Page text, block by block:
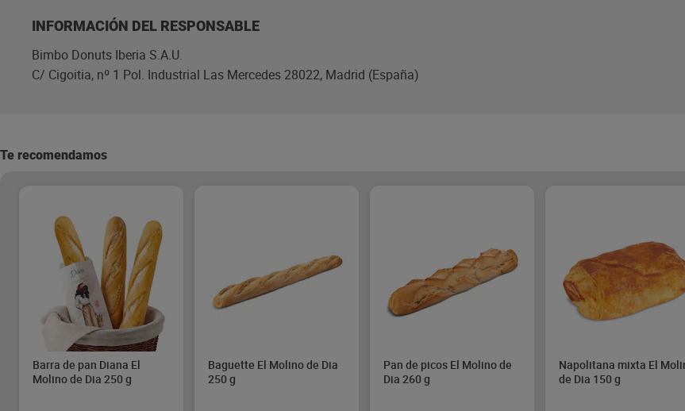
INFORMACIÓN DEL RESPONSABLE
Bimbo Donuts Iberia S.A.U.
C/ Cigoitia, nº 1 Pol. Industrial Las Mercedes 28022, Madrid (España)
Te recomendamos
Barra de pan Diana El
Molino de Dia 250 g
Baguette El Molino de Dia
250 g
Pan de picos El Molino de
Dia 260 g
Napolitana mixta El
de Dia 150 g